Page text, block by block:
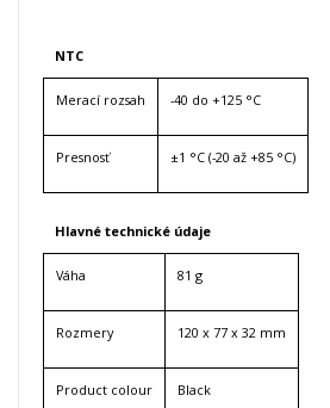
NTC
Merací rozsah -40 do +125 °C
Presnosť ±1 °C (-20 až +85 °C)
Hlavné technické údaje
Váha 81 g
Rozmery 120 x 77 x 32 mm
Product colour Black